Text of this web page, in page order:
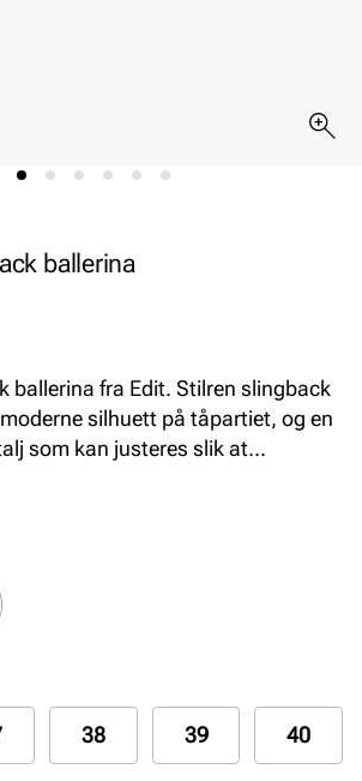
ballerina
ballerina fra Edit. Stilren slingback
silhuett på tåpartiet, og en
som kan justeres slik at
rundt foten. Myk og
38 39 40